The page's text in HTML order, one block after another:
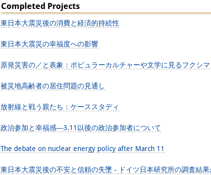
Completed Projects
東日本大震災後の消費と経済的持続性
東日本大震災の幸福度への影響
原発災害の／と表象：ポピュラーカルチャーや文学に見るフクシマ
被災地高齢者の居住問題の見通し
放射線と戦う親たち：ケーススタディ
政治参加と幸福感―3.11以後の政治参加者について
The debate on nuclear energy policy after March 11
東日本大震災後の不安と信頼の失墜 - ドイツ日本研究所の調査結果